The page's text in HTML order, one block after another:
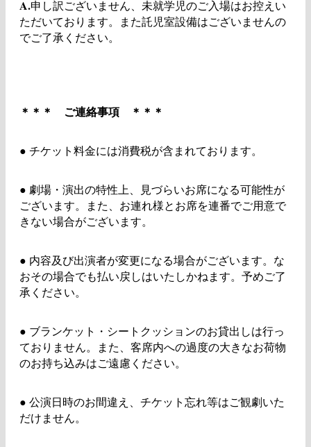
A.申し訳ございません、未就学児のご入場はお控えい
ただいております。また託児室設備はございませんの
でご了承ください。
＊＊＊ ご連絡事項 ＊＊＊
● チケット料金には消費税が含まれております。
● 劇場・演出の特性上、見づらいお席になる可能性が
ございます。また、お連れ様とお席を連番でご用意で
きない場合がございます。
● 内容及び出演者が変更になる場合がございます。な
おその場合でも払い戻しはいたしかねます。予めご了
承ください。
● ブランケット・シートクッションのお貸出しは行っ
ておりません。また、客席内への過度の大きなお荷物
のお持ち込みはご遠慮ください。
● 公演日時のお間違え、チケット忘れ等はご観劇いた
だけません。